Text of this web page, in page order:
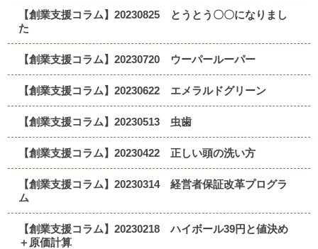
【創業支援コラム】20230825 とうとう〇〇になりまし
た
【創業支援コラム】20230720 ウーパールーパー
【創業支援コラム】20230622 エメラルドグリーン
【創業支援コラム】20230513 虫歯
【創業支援コラム】20230422 正しい頭の洗い方
【創業支援コラム】20230314 経営者保証改革プログラ
ム
【創業支援コラム】20230218 ハイボール39円と値決め
＋原価計算